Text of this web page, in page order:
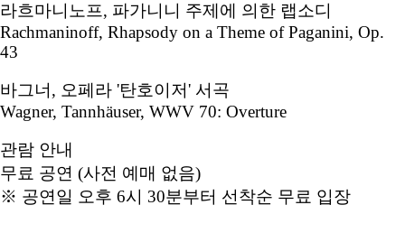
라흐마니노프, 파가니니 주제에 의한 랩소디
Rachmaninoff, Rhapsody on a Theme of Paganini, Op.
43
바그너, 오페라 '탄호이저' 서곡
Wagner, Tannhäuser, WWV 70: Overture
관람 안내
무료 공연 (사전 예매 없음)
※ 공연일 오후 6시 30분부터 선착순 무료 입장